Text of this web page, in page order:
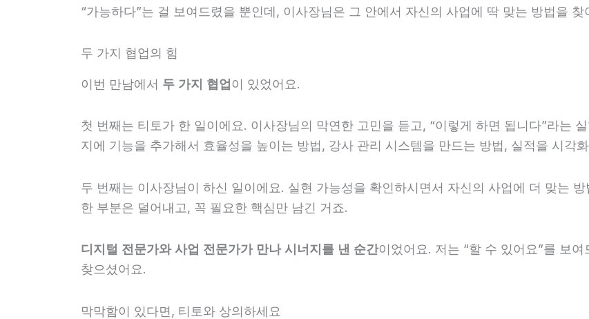
“가능하다”는 걸 보여드렸을 뿐인데, 이사장님은 그 안에서 자신의 사업에 딱 맞는 방법을 찾
두 가지 협업의 힘
이번 만남에서 두 가지 협업이 있었어요.
첫 번째는 티토가 한 일이에요. 이사장님의 막연한 고민을 듣고, “이렇게 하면 됩니다”라는
지에 기능을 추가해서 효율성을 높이는 방법, 강사 관리 시스템을 만드는 방법, 실적을 시각
두 번째는 이사장님이 하신 일이에요. 실현 가능성을 확인하시면서 자신의 사업에 더 맞는
한 부분은 덜어내고, 꼭 필요한 핵심만 남긴 거죠.
디지털 전문가와 사업 전문가가 만나 시너지를 낸 순간이었어요. 저는 “할 수 있어요”를 보
찾으셨어요.
막막함이 있다면, 티토와 상의하세요